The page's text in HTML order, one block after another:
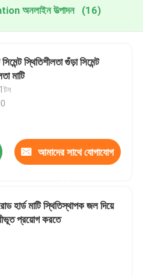
অনলাইন উত্পাদন (16)
স্থিতিশীলতা গুঁড়া সিমেন্ট
মাটি
আমাদের সাথে যোগাযোগ
হার্ড মাটি স্থিতিস্থাপক জল দিয়ে
প্রয়োগ করতে